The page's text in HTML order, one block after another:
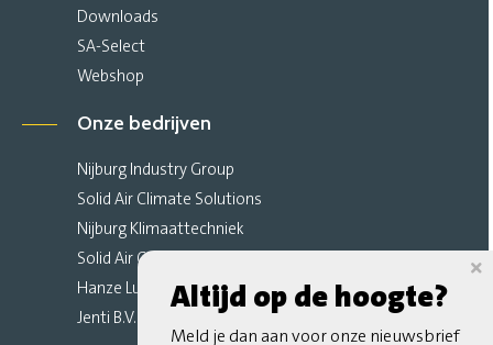
Downloads
SA-Select
Webshop
Onze bedrijven
Nijburg Industry Group
Solid Air Climate Solutions
Nijburg Klimaattechniek
Solid Air Climate Ceilings
Hanze Luchttechniek
Jenti B.V.
Altijd op de hoogte?
Meld je dan aan voor onze nieuwsbrief